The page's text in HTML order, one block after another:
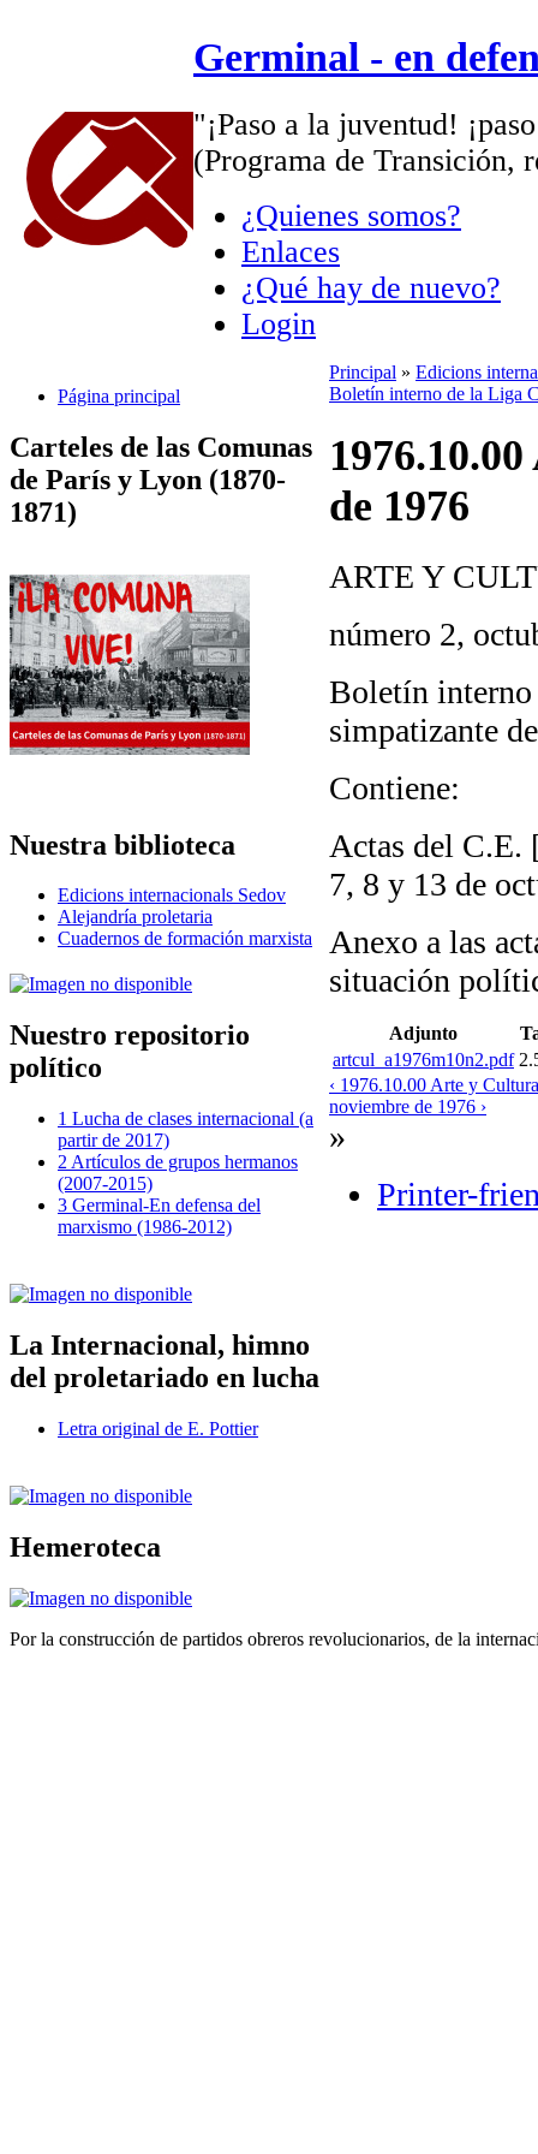
Germinal - en
"¡Paso a la juventud!
(Programa de Transición,
¿Quienes somos?
Enlaces
¿Qué hay de nuevo?
Login
Página principal
Carteles de las Comunas
de París y Lyon (1870-
1871)
Nuestra biblioteca
Edicions internacionals Sedov
Alejandría proletaria
Cuadernos de formación marxista
Nuestro repositorio
político
1 Lucha de clases internacional (a
partir de 2017)
2 Artículos de grupos hermanos
(2007-2015)
3 Germinal-En defensa del
marxismo (1986-2012)
La Internacional, himno
del proletariado en lucha
Letra original de E. Pottier
Hemeroteca
Principal » Edicions
Boletín interno de la Liga
de 1976
ARTE Y
número 2,
Boletín interno
simpatizante
Contiene:
Actas del
7, 8 y 13 de
Anexo a las
situación
Adjunto
artcul_a1976m10n2.pdf
‹ 1976.10.00 Arte y
noviembre de 1976 ›
»
Printer-
Por la construcción de partidos obreros revolucionarios, de la